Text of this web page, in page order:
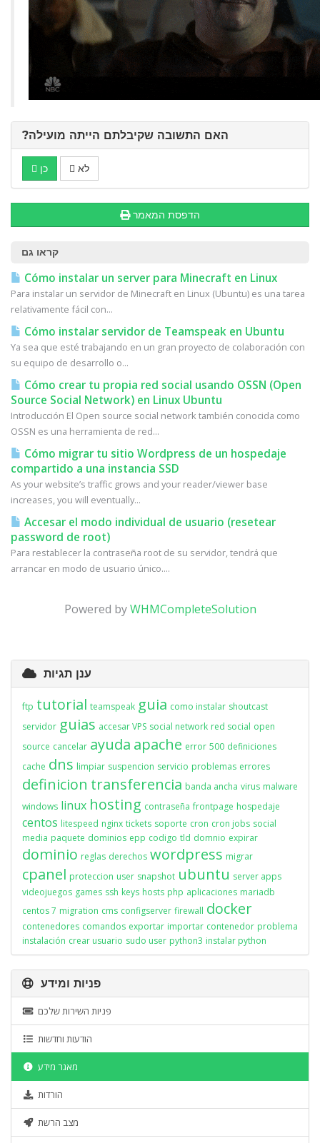
?האם התשובה שקיבלתם הייתה מועילה
כן לא
הדפסת המאמר
קראו גם
Cómo instalar un server para Minecraft en Linux
Para instalar un servidor de Minecraft en Linux (Ubuntu) es una tarea
relativamente fácil con...
Cómo instalar servidor de Teamspeak en Ubuntu
Ya sea que esté trabajando en un gran proyecto de colaboración con
su equipo de desarrollo o...
Cómo crear tu propia red social usando OSSN (Open
Source Social Network) en Linux Ubuntu
Introducción El Open source social network también conocida como
OSSN es una herramienta de red...
Cómo migrar tu sitio Wordpress de un hospedaje
compartido a una instancia SSD
As your website’s traffic grows and your reader/viewer base
increases, you will eventually...
Accesar el modo individual de usuario (resetear
password de root)
Para restablecer la contraseña root de su servidor, tendrá que
arrancar en modo de usuario único....
Powered byWHMCompleteSolution
ענן תגיות
ftp tutorial teamspeak guia como instalar shoutcast
servidor guias accesar VPS social network red social open
source cancelar ayuda apache error 500 definiciones
cache dns limpiar suspencion servicio problemas errores
definicion transferencia banda ancha virus malware
windows linux hosting contraseña frontpage hospedaje
centos litespeed nginx tickets soporte cron cron jobs social
media paquete dominios epp codigo tld domnio expirar
dominio reglas derechos wordpress migrar
cpanel proteccion user snapshot ubuntu server apps
videojuegos games ssh keys hosts php aplicaciones mariadb
centos 7 migration cms configserver firewall docker
contenedores comandos exportar importar contenedor problema
instalación crear usuario sudo user python3 instalar python
פניות ומידע
פניות השירות שלכם
הודעות וחדשות
מאגר מידע
הורדות
מצב הרשת